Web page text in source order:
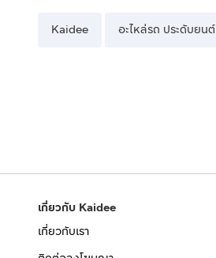
Kaidee อะไหล่รถ ประดับยนต์
เกี่ยวกับ Kaidee
เกี่ยวกับเรา